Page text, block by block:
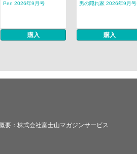
Pen 2026年9月号
購入
男の隠れ家 2026年9月号
購入
要： 株式会社富士山マガジンサービス